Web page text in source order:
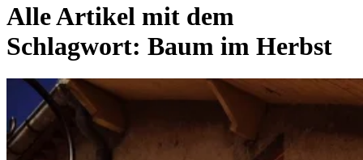
Alle Artikel mit dem
Schlagwort: Baum im Herbst